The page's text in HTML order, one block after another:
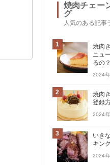
焼肉チェー
グ
人気のある記事
1
焼肉
ニュ
るの？
2024
2
焼肉
登録
2024
3
いき
キン
2024